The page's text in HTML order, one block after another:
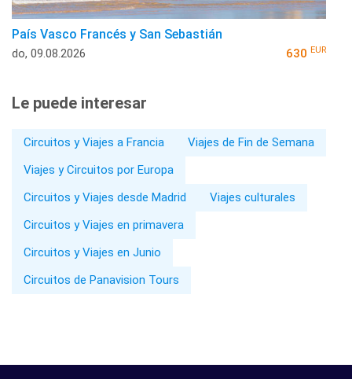
País Vasco Francés y San Sebastián
do, 09.08.2026 630 EUR
Le puede interesar
Circuitos y Viajes a Francia
Viajes de Fin de Semana
Viajes y Circuitos por Europa
Circuitos y Viajes desde Madrid
Viajes culturales
Circuitos y Viajes en primavera
Circuitos y Viajes en Junio
Circuitos de Panavision Tours